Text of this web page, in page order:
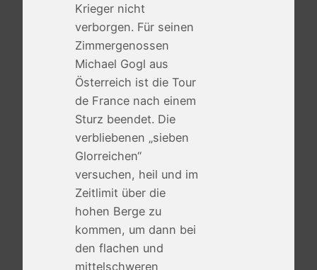
Krieger nicht
verborgen. Für seinen
Zimmergenossen
Michael Gogl aus
Österreich ist die Tour
de France nach einem
Sturz beendet. Die
verbliebenen „sieben
Glorreichen“
versuchen, heil und im
Zeitlimit über die
hohen Berge zu
kommen, um dann bei
den flachen und
mittelschweren